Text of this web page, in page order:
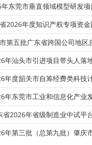
市垂直领域模型研发项目申报时间、条件要求、资助
年度知识产权专项资金国际人才交流项目申报时间、条件
五批广东省跨国公司地区总部申报时间、条件
市引进项目带头人落地孵化精细化工企业专项资金申报时间、条件要求、资助
关市自筹经费类科技计划项目（产学研合作方向）申报时间、条件
工业和信息化产业发展专项资金消费品工业发展奖励项目“免申即享”时间、条件要求、补助
2026年省级制造业中试平台申报时间、条件要
（总第九批）肇庆市中小企业数字化转型城市试点数字化改造项目申报时间、条件要求、补助